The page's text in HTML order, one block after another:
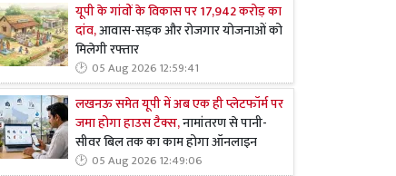
यूपी के गांवों के विकास पर 17,942 करोड़ का
दांव,आवास-सड़क और रोजगार योजनाओं को
मिलेगी रफ्तार
05 Aug 2026 12:59:41
लखनऊ समेत यूपी में अब एक ही प्लेटफॉर्म पर
जमा होगा हाउस टैक्स,नामांतरण से पानी-
सीवर बिल तक का काम होगा ऑनलाइन
05 Aug 2026 12:49:06